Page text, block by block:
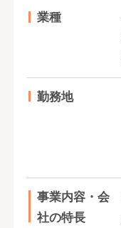
業種
勤務地
事業内容・会
社の特長